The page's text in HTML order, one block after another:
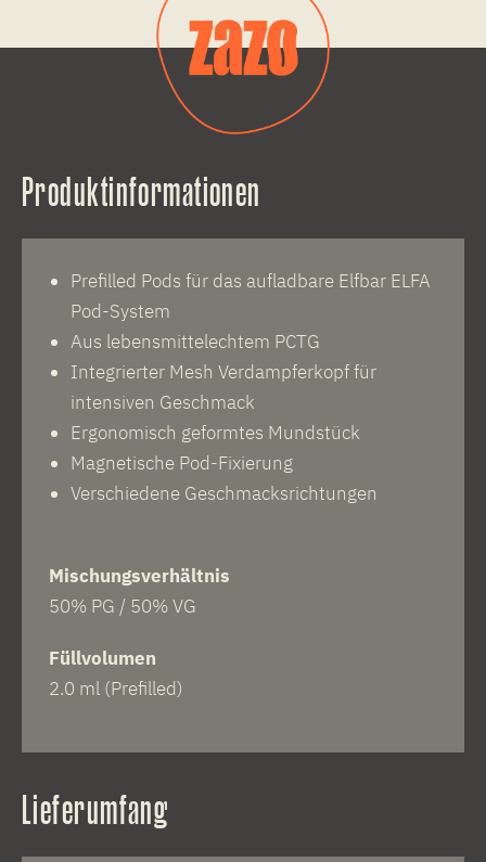
Produktinformationen
Prefilled Pods für das aufladbare Elfbar ELFA
Pod-System
Aus lebensmittelechtem PCTG
Integrierter Mesh Verdampferkopf für
intensiven Geschmack
Ergonomisch geformtes Mundstück
Magnetische Pod-Fixierung
Verschiedene Geschmacksrichtungen
Mischungsverhältnis
50% PG / 50% VG
Füllvolumen
2.0 ml (Prefilled)
Lieferumfang